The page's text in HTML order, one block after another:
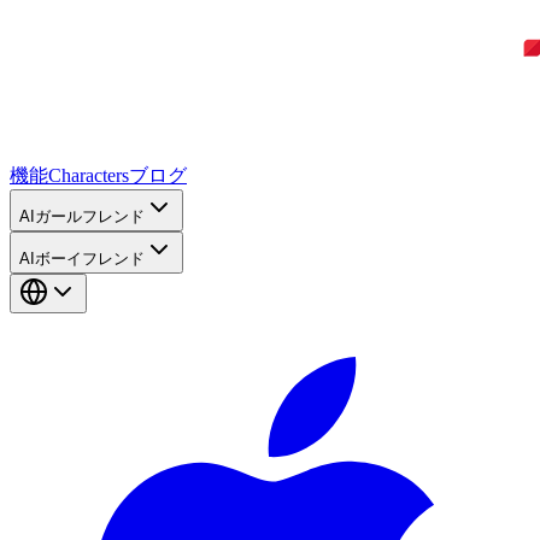
機能Charactersブログ
AIガールフレンド
AIボーイフレンド